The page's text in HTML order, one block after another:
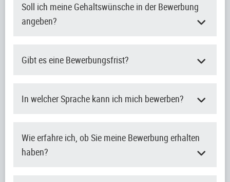
Soll ich meine Gehaltswünsche in der Bewerbung
angeben?
Gibt es eine Bewerbungsfrist?
In welcher Sprache kann ich mich bewerben?
Wie erfahre ich, ob Sie meine Bewerbung erhalten
haben?